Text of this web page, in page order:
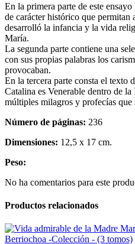
En la primera parte de este
de carácter histórico que permitan
desarrolló la infancia y la vida
María.
La segunda parte contiene una
con sus propias palabras los
provocaban.
En la tercera parte consta el texto
Catalina es Venerable dentro de
múltiples milagros y profecías que
Número de páginas: 236
Dimensiones: 12,5 x 17 cm.
Peso:
No ha comentarios para este
Productos relacionados